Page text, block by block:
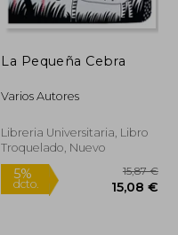
La Pequeña Cebra
Varios Autores
Libreria Universitaria, Libro
Troquelado, Nuevo